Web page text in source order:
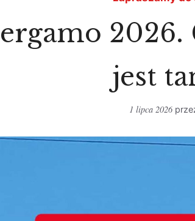
jest
1 lipca 2026